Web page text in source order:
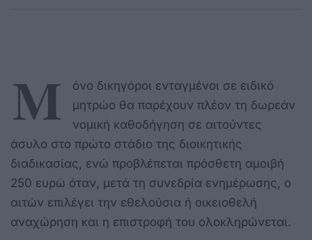
Μ
όνο δικηγόροι ενταγμένοι σε ειδικό
μητρώο θα παρέχουν πλέον τη δωρεάν
νομική καθοδήγηση σε αιτούντες
άσυλο στο πρώτο στάδιο της διοικητικής
διαδικασίας, ενώ προβλέπεται πρόσθετη αμοιβή
250 ευρώ όταν, μετά τη συνεδρία ενημέρωσης, ο
αιτών επιλέγει την εθελούσια ή οικειοθελή
αναχώρηση και η επιστροφή του ολοκληρώνεται.